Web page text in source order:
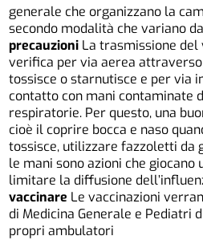
generale che organizzano la
secondo modalità che variano
precauzioni La trasmissione del
verifica per via aerea
tossisce o starnutisce e per via
contatto con mani contaminate
respiratorie. Per questo, una
cioè il coprire bocca e naso
tossisce, utilizzare fazzoletti da
le mani sono azioni che
limitare la diffusione
vaccinare Le vaccinazioni
di Medicina Generale e Pediatri
propri ambulatori